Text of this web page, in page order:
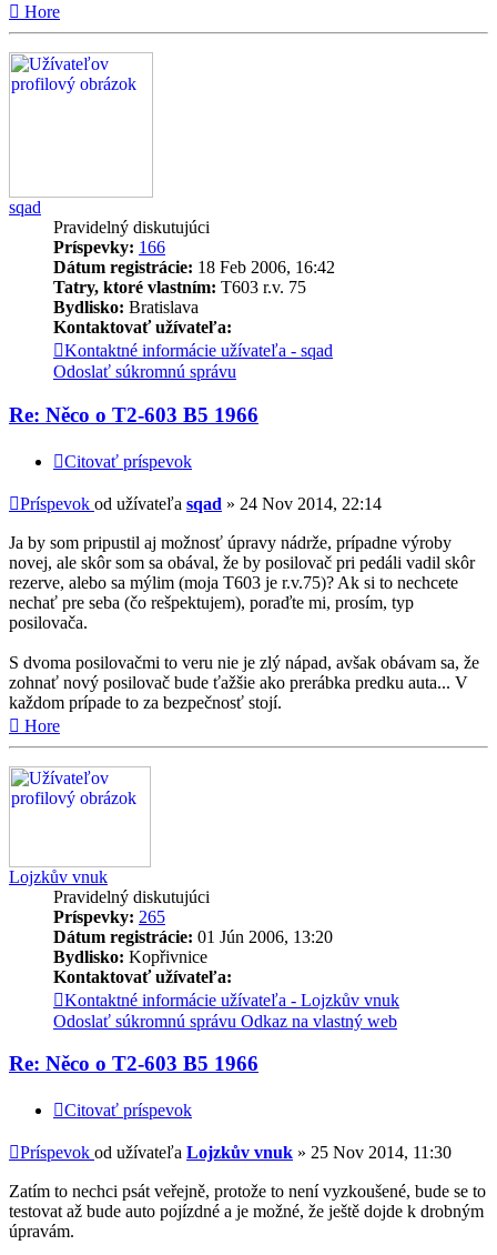
Hore
sqad
Pravidelný diskutujúci
Príspevky: 166
Dátum registrácie: 18 Feb 2006, 16:42
Tatry, ktoré vlastním: T603 r.v. 75
Bydlisko: Bratislava
Kontaktovať užívateľa:
Kontaktné informácie užívateľa - sqad
Odoslať súkromnú správu
Re: Něco o T2-603 B5 1966
Citovať príspevok
Príspevok od užívateľa sqad » 24 Nov 2014, 22:14
Ja by som pripustil aj možnosť úpravy nádrže, prípadne výroby
novej, ale skôr som sa obával, že by posilovač pri pedáli vadil skôr
rezerve, alebo sa mýlim (moja T603 je r.v.75)? Ak si to nechcete
nechať pre seba (čo rešpektujem), poraďte mi, prosím, typ
posilovača.
S dvoma posilovačmi to veru nie je zlý nápad, avšak obávam sa, že
zohnať nový posilovač bude ťažšie ako prerábka predku auta... V
každom prípade to za bezpečnosť stojí.
Hore
Lojzkův vnuk
Pravidelný diskutujúci
Príspevky: 265
Dátum registrácie: 01 Jún 2006, 13:20
Bydlisko: Kopřivnice
Kontaktovať užívateľa:
Kontaktné informácie užívateľa - Lojzkův vnuk
Odoslať súkromnú správu Odkaz na vlastný web
Re: Něco o T2-603 B5 1966
Citovať príspevok
Príspevok od užívateľa Lojzkův vnuk » 25 Nov 2014, 11:30
Zatím to nechci psát veřejně, protože to není vyzkoušené, bude se to
testovat až bude auto pojízdné a je možné, že ještě dojde k drobným
úpravám.